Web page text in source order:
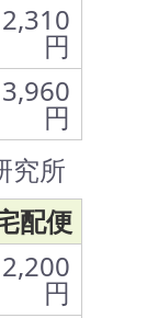
2,310
円
3,960
円
究所
配便
2,200
円